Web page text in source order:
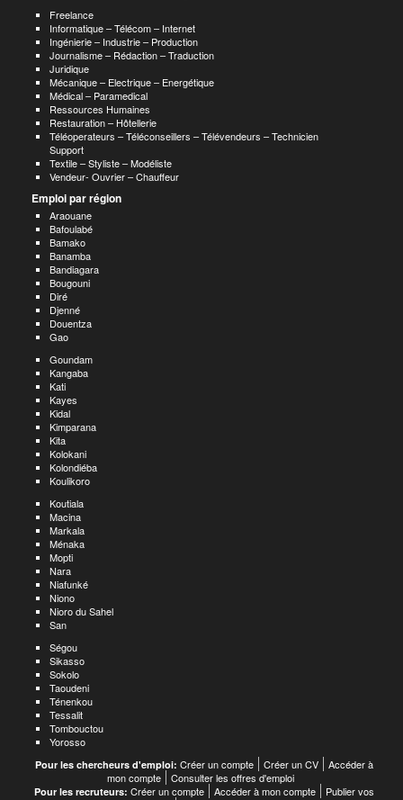
Freelance
Informatique – Télécom – Internet
Ingénierie – Industrie – Production
Journalisme – Rédaction – Traduction
Juridique
Mécanique – Electrique – Energétique
Médical – Paramedical
Ressources Humaines
Restauration – Hôtellerie
Téléoperateurs – Téléconseillers – Télévendeurs – Technicien
Support
Textile – Styliste – Modéliste
Vendeur- Ouvrier – Chauffeur
Emploi par région
Araouane
Bafoulabé
Bamako
Banamba
Bandiagara
Bougouni
Diré
Djenné
Douentza
Gao
Goundam
Kangaba
Kati
Kayes
Kidal
Kimparana
Kita
Kolokani
Kolondiéba
Koulikoro
Koutiala
Macina
Markala
Ménaka
Mopti
Nara
Niafunké
Niono
Nioro du Sahel
San
Ségou
Sikasso
Sokolo
Taoudeni
Ténenkou
Tessalit
Tombouctou
Yorosso
Pour les chercheurs d'emploi: Créer un compte Créer un CV
Accéder à
mon compte
Consulter les offres d'emploi
Pour les recruteurs: Créer un compte Accéder à mon compte
Publier vos